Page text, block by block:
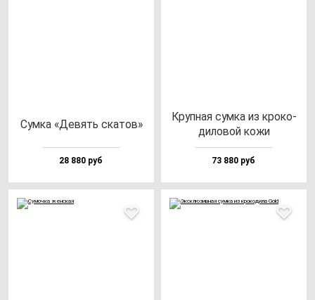
Сум­ка «Девять ска­тов»
28 880 руб
Круп­ная сум­ка из кро­ко­
ди­ло­вой ко­жи
73 880 руб